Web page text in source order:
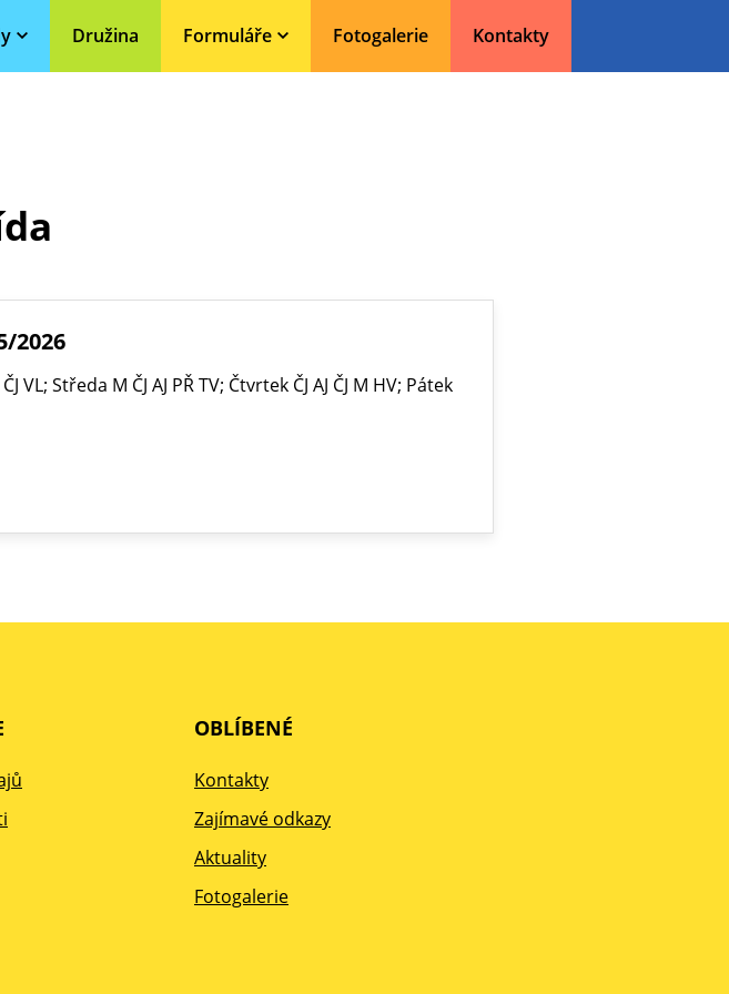
Družina Formuláře Fotogalerie Kontakty
2026
VL; Středa M ČJ AJ PŘ TV; Čtvrtek ČJ AJ ČJ M HV; Pátek
OBLÍBENÉ
Kontakty
Zajímavé odkazy
Aktuality
Fotogalerie